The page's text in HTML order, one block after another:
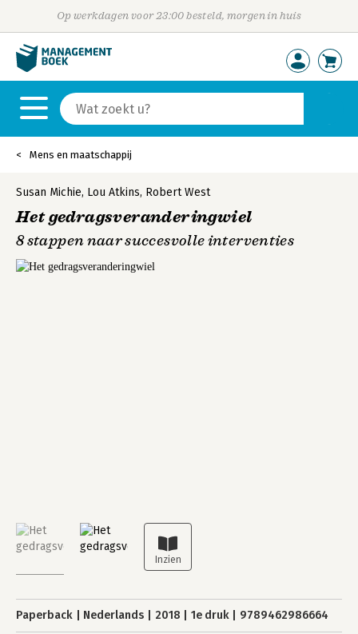
Op werkdagen voor 23:00 besteld, morgen in huis
Mens en maatschappij
Susan Michie, Lou Atkins, Robert West
Het gedragsveranderingwiel
8 stappen naar succesvolle interventies
Paperback Nederlands 2018 1e druk 9789462986664